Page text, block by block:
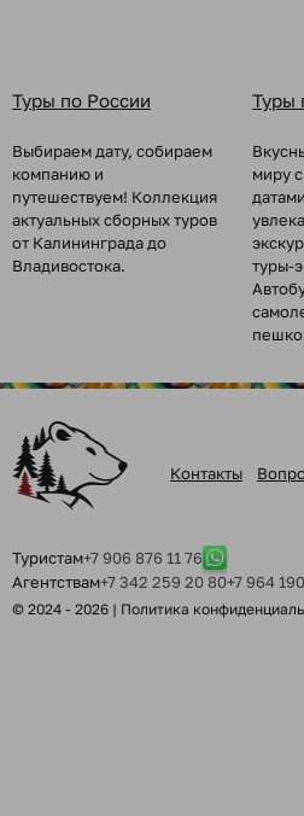
Туры по России
Выбираем дату, собираем
компанию и
путешествуем! Коллекция
актуальных сборных туров
от Калининграда до
Владивостока.
Туры
миру
туры-
Контакты
Туристам+7 906 876 11 76
Агентствам+7 342 259 20 80+7 964
© 2024 - 2026 | Политика